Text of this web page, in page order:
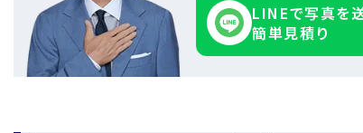
LINEで写真を
簡単見積り